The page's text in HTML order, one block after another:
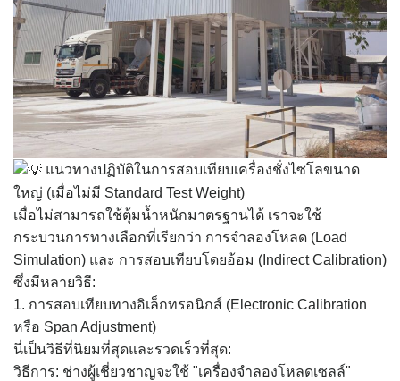
แนวทางปฏิบัติในการสอบเทียบเครื่องชั่งไซโลขนาด
ใหญ่ (เมื่อไม่มี Standard Test Weight)
เมื่อไม่สามารถใช้ตุ้มน้ำหนักมาตรฐานได้ เราจะใช้
กระบวนการทางเลือกที่เรียกว่า การจำลองโหลด (Load
Simulation) และ การสอบเทียบโดยอ้อม (Indirect Calibration)
ซึ่งมีหลายวิธี:
1. การสอบเทียบทางอิเล็กทรอนิกส์ (Electronic Calibration
หรือ Span Adjustment)
นี่เป็นวิธีที่นิยมที่สุดและรวดเร็วที่สุด:
วิธีการ: ช่างผู้เชี่ยวชาญจะใช้ "เครื่องจำลองโหลดเซลล์"